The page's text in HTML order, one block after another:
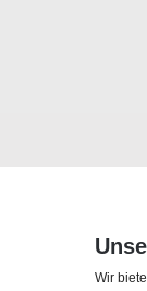
Wir